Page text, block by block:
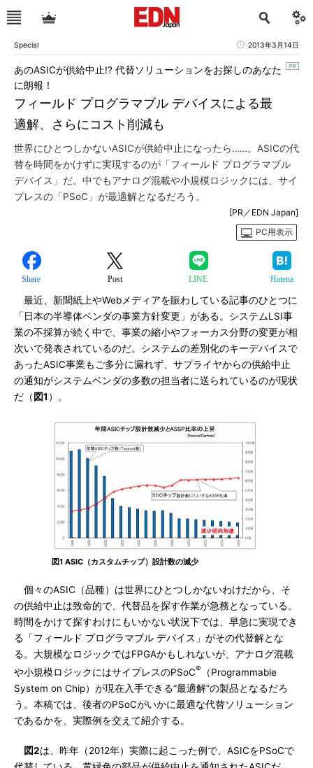
Special 2013年3月14日
フィールド プログラマブル デバイスによる最
適解、さらにコスト削減も
あのASICが供給中止!? 代替ソリューションをお探しのあなた
に朗報！
世界にひとつしかないASICが供給中止になったら……。ASICの代
替を時間をかけずに実現するのが「フィールド プログラマブル
デバイス」だ。中でもアナログ混載や小規模ロジックには、サイ
プレスの「PSoC」が最適解となるだろう。
[PR／EDN Japan]
PC用表示
Share Post LINE Hatena
最近、新聞紙上やWebメディアを賑わしている記事のひとつに
「日本の半導体ベンダの事業方針変更」がある。システムLSI事
業の不採算が続く中で、事業の縮小やフォーカス分野の変更が相
次いで発表されているのだ。システムの差別化のキーデバイスで
あったASIC事業もご多分に漏れず、サプライヤからの供給中止
の通知がシステムベンダの多数の担当者に送られているのが現状
だ（ 図1 ）。
図1 ASIC（カスタムチップ）設計数の減少
個々のASIC（品種）は世界にひとつしかないわけだから、そ
の供給中止は致命的で、代替品を探す作業が急務となっている。
時間をかけて探すわけにもいかない状況下では、早急に実現でき
る「フィールド プログラマブル デバイス」がその代替解とな
る。大規模なロジックではFPGAかもしれないが、アナログ混載
や小規模ロジックにはサイプレスのPSoC®
（Programmable
System on Chip）が現在入手できる“最適解”の製品となるだろ
う。本稿では、後者のPSoCがいかに最適な代替ソリューション
であるかを、実際例を交えて紹介する。
図2は、昨年（2012年）実際に起こった例で、ASICをPSoCで